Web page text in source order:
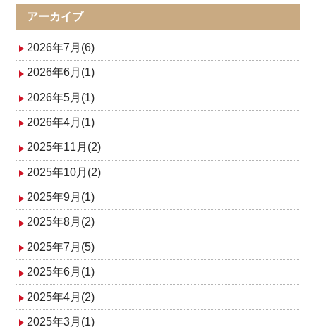
シ
ョ
ン
アーカイブ
2026年7月(6)
2026年6月(1)
2026年5月(1)
2026年4月(1)
2025年11月(2)
2025年10月(2)
2025年9月(1)
2025年8月(2)
2025年7月(5)
2025年6月(1)
2025年4月(2)
2025年3月(1)